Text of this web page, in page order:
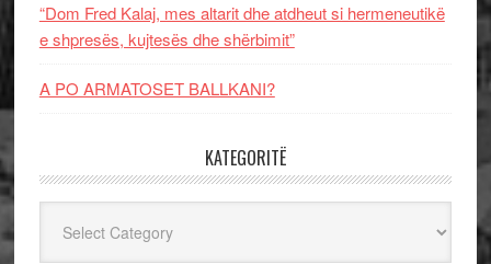
“Dom Fred Kalaj, mes altarit dhe atdheut si hermeneutikë
e shpresës, kujtesës dhe shërbimit”
A PO ARMATOSET BALLKANI?
KATEGORITË